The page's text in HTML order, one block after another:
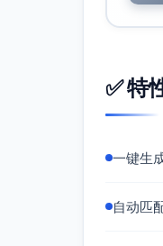
✅ 特
一键生
自动匹